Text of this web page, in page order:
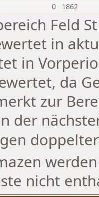
0 1862
Feld
in
in
da
zur
der
nicht